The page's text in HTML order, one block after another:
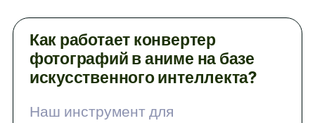
Как работает конвертер
фотографий в аниме на базе
искусственного интеллекта?
Наш инструмент для